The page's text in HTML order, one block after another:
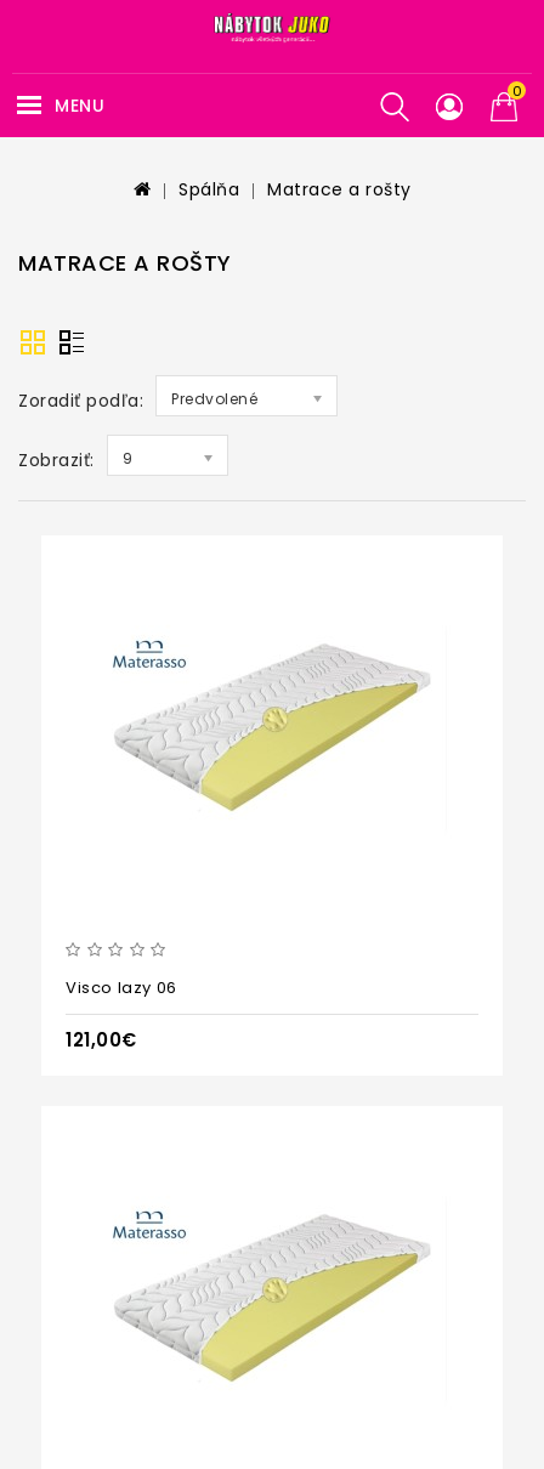
0
MENU
Spálňa Matrace a rošty
MATRACE A ROŠTY
Zoradiť podľa: Predvolené
Zobraziť: 9
Visco lazy 06
121,00€